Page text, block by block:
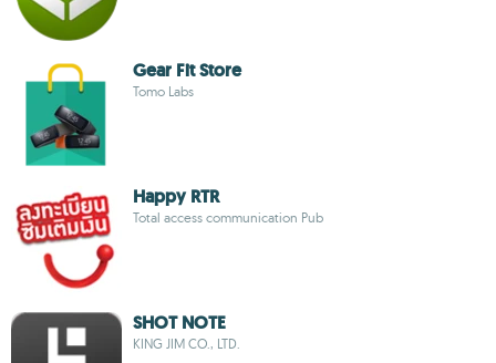
Gear Fit Store
Tomo Labs
Happy RTR
Total access communication Pub
SHOT NOTE
KING JIM CO., LTD.